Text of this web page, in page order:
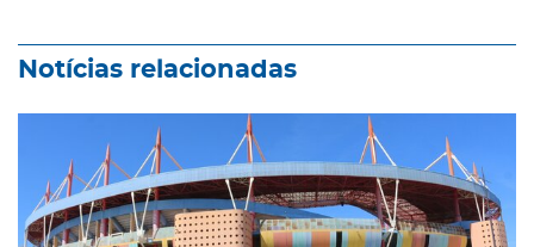
Notícias relacionadas